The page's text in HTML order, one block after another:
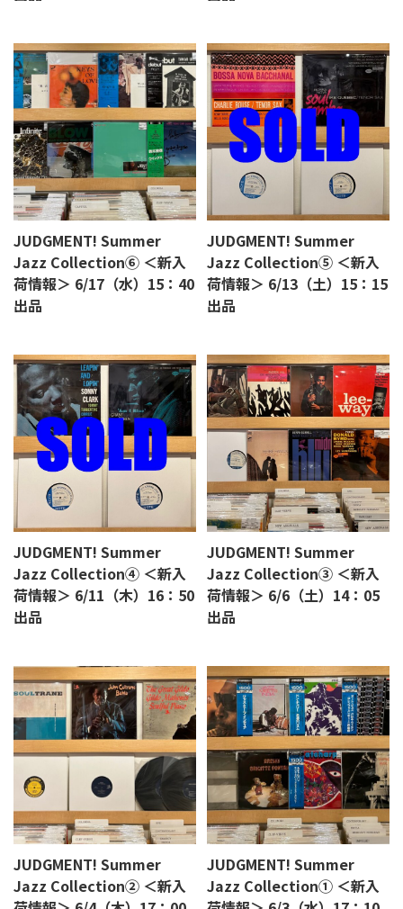
JUDGMENT! Summer
Jazz Collection⑥ ＜新入
荷情報＞ 6/17（水）15：40
出品
JUDGMENT! Summer
Jazz Collection⑤ ＜新入
荷情報＞ 6/13（土）15：15
出品
JUDGMENT! Summer
Jazz Collection④ ＜新入
荷情報＞ 6/11（木）16：50
出品
JUDGMENT! Summer
Jazz Collection③ ＜新入
荷情報＞ 6/6（土）14：05
出品
JUDGMENT! Summer
Jazz Collection② ＜新入
JUDGMENT! Summer
Jazz Collection① ＜新入